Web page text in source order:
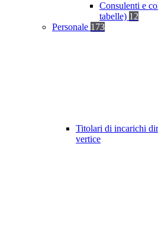
Consulenti e
tabelle) 12
Personale 173
Titolari di incarichi
vertice